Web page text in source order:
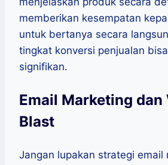
memberikan kesempatan
untuk bertanya secara
tingkat konversi penjualan
signifikan.
Email Marketing
Blast
Jangan lupakan strategi email